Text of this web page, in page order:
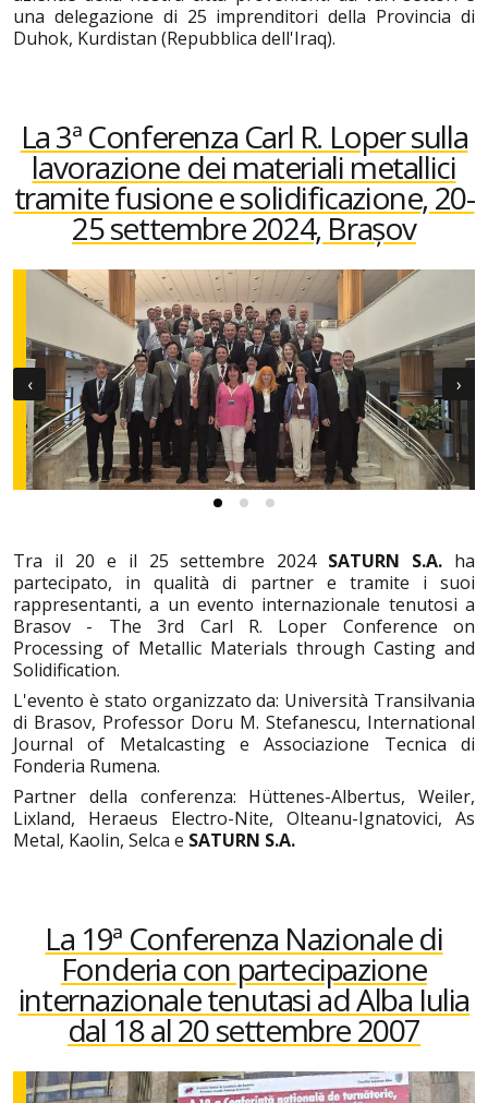
una delegazione di 25 imprenditori della Provincia di
Duhok, Kurdistan (Repubblica dell'Iraq).
La 3ª Conferenza Carl R. Loper sulla
lavorazione dei materiali metallici
tramite fusione e solidificazione, 20-
25 settembre 2024, Brașov
‹ ›
Tra il 20 e il 25 settembre 2024 SATURN S.A. ha
partecipato, in qualità di partner e tramite i suoi
rappresentanti, a un evento internazionale tenutosi a
Brasov - The 3rd Carl R. Loper Conference on
Processing of Metallic Materials through Casting and
Solidification.
L'evento è stato organizzato da: Università Transilvania
di Brasov, Professor Doru M. Stefanescu, International
Journal of Metalcasting e Associazione Tecnica di
Fonderia Rumena.
Partner della conferenza: Hüttenes-Albertus, Weiler,
Lixland, Heraeus Electro-Nite, Olteanu-Ignatovici, As
Metal, Kaolin, Selca e SATURN S.A.
La 19ª Conferenza Nazionale di
Fonderia con partecipazione
internazionale tenutasi ad Alba Iulia
dal 18 al 20 settembre 2007